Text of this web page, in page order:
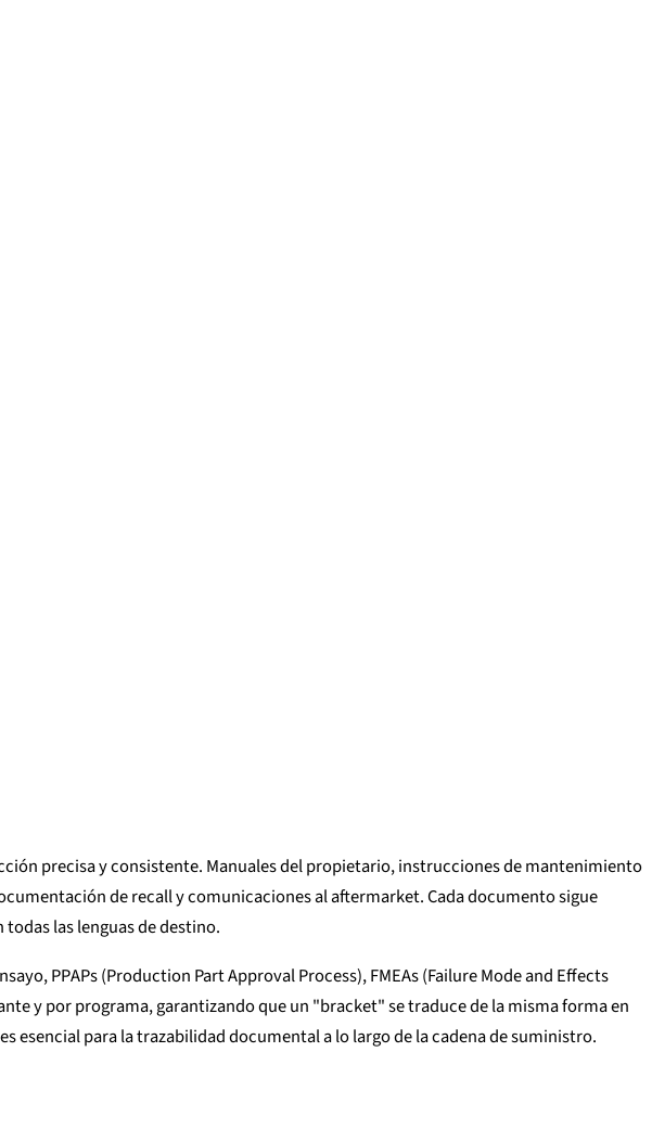
precisa y consistente. Manuales del propietario, instrucciones de mantenimiento
de recall y comunicaciones al aftermarket. Cada documento sigue
las lenguas de destino.
PPAPs (Production Part Approval Process), FMEAs (Failure Mode and Effects
y por programa, garantizando que un "bracket" se traduce de la misma forma en
esencial para la trazabilidad documental a lo largo de la cadena de suministro.